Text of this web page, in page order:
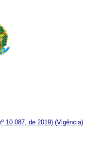
10.087, de 2019) (Vigência)